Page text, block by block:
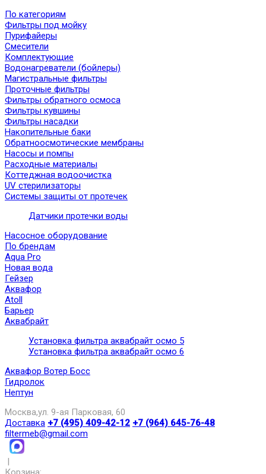
По категориям
Фильтры под мойку
Пурифайеры
Смесители
Комплектующие
Водонагреватели (бойлеры)
Магистральные фильтры
Проточные фильтры
Фильтры обратного осмоса
Фильтры кувшины
Фильтры насадки
Накопительные баки
Обратноосмотические мембраны
Насосы и помпы
Расходные материалы
Коттеджная водоочистка
UV стерилизаторы
Системы защиты от протечек
Датчики протечки воды
Насосное оборудование
По брендам
Aqua Pro
Новая вода
Гейзер
Аквафор
Atoll
Барьер
Аквабрайт
Установка фильтра аквабрайт осмо 5
Установка фильтра аквабрайт осмо 6
Аквафор Вотер Босс
Гидролок
Нептун
Москва,ул. 9-ая Парковая, 60
Доставка +7 (495) 409-42-12 +7 (964) 645-76-48
filtermeb@gmail.com
|